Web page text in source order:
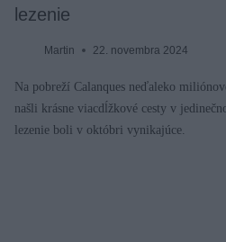
lezenie
Martin 22. novembra 2024
Na pobreží Calanques neďaleko
našli krásne viacdĺžkové cesty v
lezenie boli v októbri vynikajúce.